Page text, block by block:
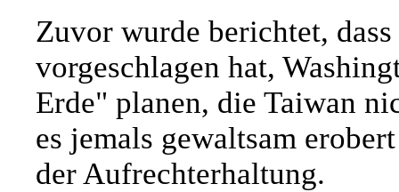
Zuvor wurde berichtet,
vorgeschlagen hat,
Erde" planen, die Taiwan
es jemals gewaltsam
der Aufrechterhaltung.